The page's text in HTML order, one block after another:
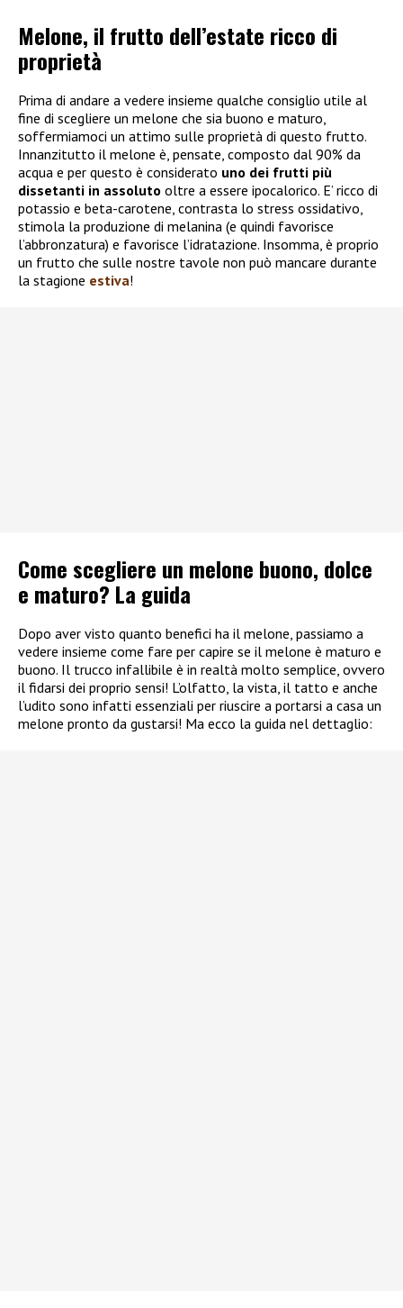
Melone, il frutto dell’estate ricco di
proprietà
Prima di andare a vedere insieme qualche consiglio utile al
fine di scegliere un melone che sia buono e maturo,
soffermiamoci un attimo sulle proprietà di questo frutto.
Innanzitutto il melone è, pensate, composto dal 90% da
acqua e per questo è considerato uno dei frutti più
dissetanti in assoluto oltre a essere ipocalorico. E’ ricco di
potassio e beta-carotene, contrasta lo stress ossidativo,
stimola la produzione di melanina (e quindi favorisce
l’abbronzatura) e favorisce l’idratazione. Insomma, è proprio
un frutto che sulle nostre tavole non può mancare durante
la stagione estiva!
Come scegliere un melone buono, dolce
e maturo? La guida
Dopo aver visto quanto benefici ha il melone, passiamo a
vedere insieme come fare per capire se il melone è maturo e
buono. Il trucco infallibile è in realtà molto semplice, ovvero
il fidarsi dei proprio sensi! L’olfatto, la vista, il tatto e anche
l’udito sono infatti essenziali per riuscire a portarsi a casa un
melone pronto da gustarsi! Ma ecco la guida nel dettaglio: